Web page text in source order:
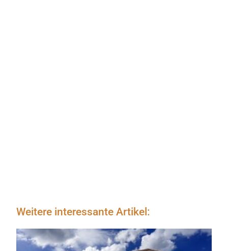
Weitere interessante Artikel: